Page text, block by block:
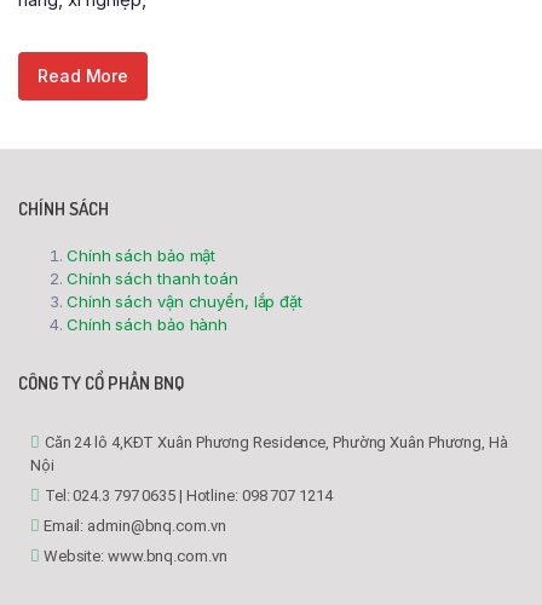
Read More
CHÍNH SÁCH
Chính sách bảo mật
Chính sách thanh toán
Chính sách vận chuyển, lắp đặt
Chính sách bảo hành
CÔNG TY CỔ PHẦN BNQ
Căn 24 lô 4,KĐT Xuân Phương Residence, Phường Xuân Phương, Hà
Nội
Tel: 024.3 797 0635 | Hotline: 098 707 1214
Email: admin@bnq.com.vn
Website: www.bnq.com.vn